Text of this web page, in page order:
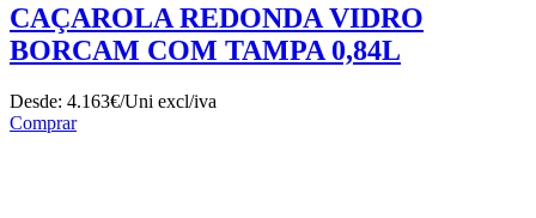
CAÇAROLA REDONDA VIDRO
BORCAM COM TAMPA 0,84L
Desde: 4.163€/Uni excl/iva
Comprar